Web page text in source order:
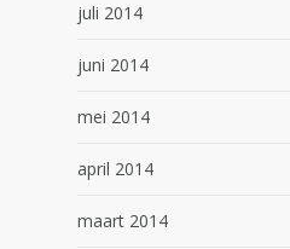
juli 2014
juni 2014
mei 2014
april 2014
maart 2014